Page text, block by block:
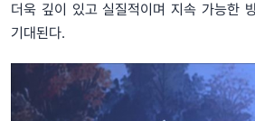
더욱 깊이 있고 실질적이며 지속 가능한
기대된다.